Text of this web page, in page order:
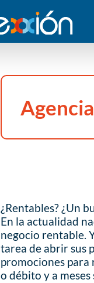
¿Rentables? ¿Un
En la actualidad
negocio rentable.
tarea de abrir sus
promociones para
o débito y a meses